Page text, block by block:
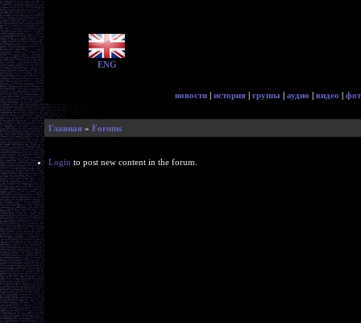
ENG
новости | история | группа | аудио | видео |
Главная » Forums
Login to post new content in the forum.